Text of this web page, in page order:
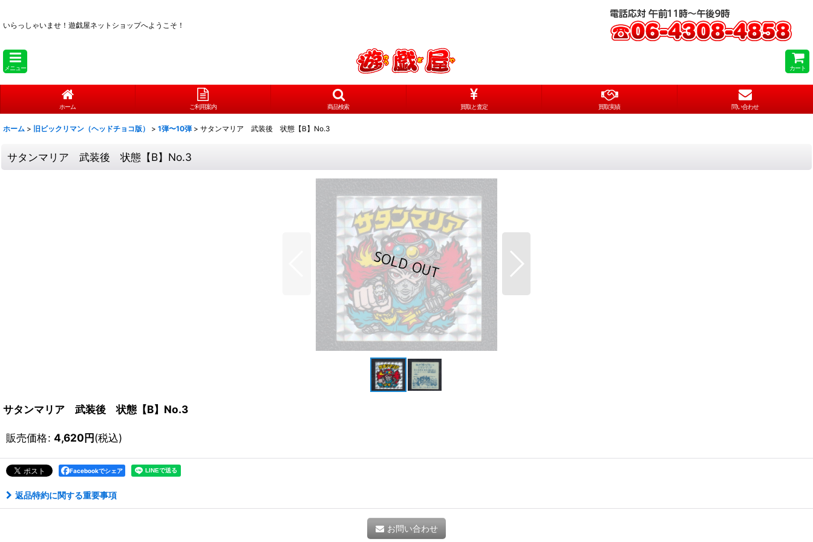
いらっしゃいませ！ 遊戯屋ネットショップへようこそ！
メニュー カート
ホーム ご利用案内 商品検索 買取と査定 買取実績 問い合わせ
ホーム > 旧ビックリマン（ヘッドチョコ版） > 1弾〜10弾 > サタンマリア 武装後 状態【B】No.3
サタンマリア 武装後 状態【B】No.3
サタンマリア 武装後 状態【B】No.3
販売価格: 4,620円(税込)
Facebookでシェア
返品特約に関する重要事項
お問い合わせ